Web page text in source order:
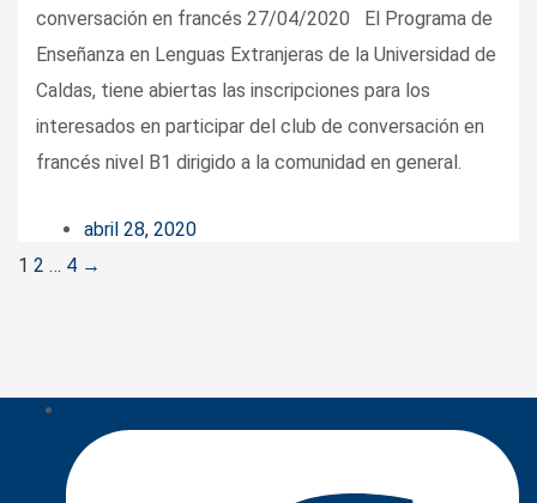
conversación en francés 27/04/2020 El Programa de
Enseñanza en Lenguas Extranjeras de la Universidad de
Caldas, tiene abiertas las inscripciones para los
interesados en participar del club de conversación en
francés nivel B1 dirigido a la comunidad en general.
abril 28, 2020
Posts
1 2 … 4 →